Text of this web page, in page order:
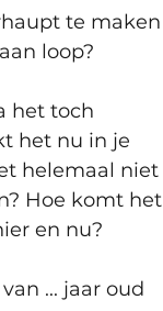
te maken
loop?
het toch
het nu in je
helemaal niet
Hoe komt het
en nu?
... jaar oud